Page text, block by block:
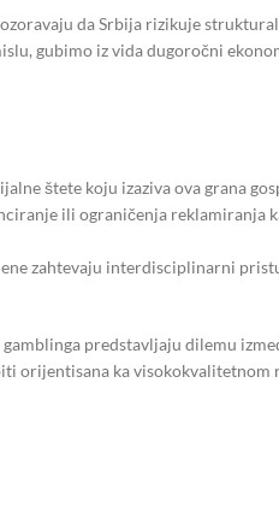
da Srbija rizikuje
gubimo iz vida dugoročni
štete koju izaziva ova grana
ili ograničenja reklamiranja
zahtevaju interdisciplinarni
predstavljaju dilemu
orijentisana ka